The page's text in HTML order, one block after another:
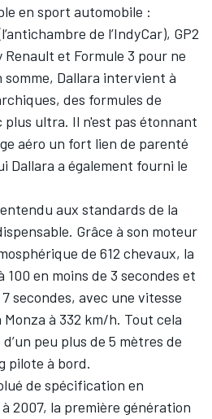
en sport automobile :
de l’IndyCar), GP2
Renault et Formule 3 pour ne
Dallara intervient à
des formules de
plus ultra. Il n'est pas étonnant
aéro un fort lien de parenté
Dallara a également fourni le
aux standards de la
Grâce à son moteur
de 612 chevaux, la
100 en moins de 3 secondes et
secondes, avec une vitesse
à 332 km/h. Tout cela
peu plus de 5 mètres de
pilote à bord.
de spécification en
2007, la première génération